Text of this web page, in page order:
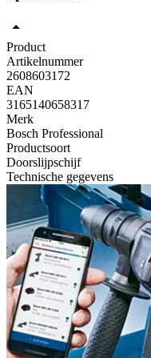
Product
Artikelnummer
2608603172
EAN
3165140658317
Merk
Bosch Professional
Productsoort
Doorslijpschijf
Technische gegevens